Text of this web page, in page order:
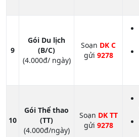
9
Gói Du lịch
(B/C)
(4.000đ/ ngày)
Soạn DK C
gửi 9278
10
Gói Thể thao
(TT)
(4.000đ/ngày)
Soạn DK TT
gửi 9278